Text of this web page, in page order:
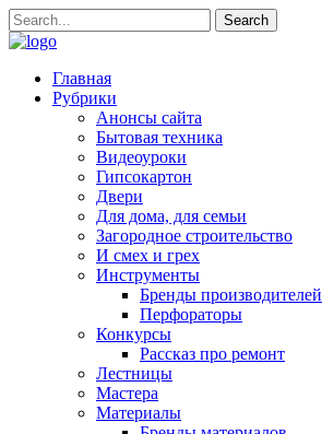
Главная
Рубрики
Анонсы сайта
Бытовая техника
Видеоуроки
Гипсокартон
Двери
Для дома, для семьи
Загородное строительство
И смех и грех
Инструменты
Бренды производителей
Перфораторы
Конкурсы
Рассказ про ремонт
Лестницы
Мастера
Материалы